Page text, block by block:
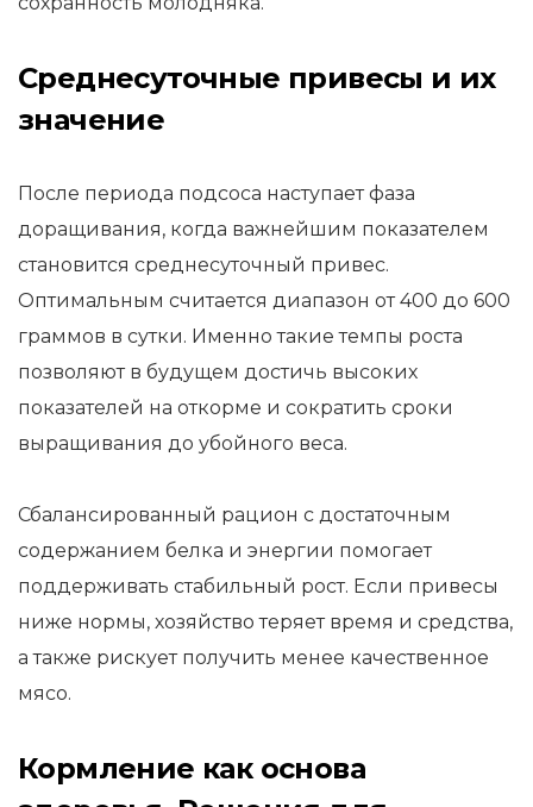
Среднесуточные привесы и их
значение
После периода подсоса наступает фаза
доращивания, когда важнейшим показателем
становится среднесуточный привес.
Оптимальным считается диапазон от 400 до 600
граммов в сутки. Именно такие темпы роста
позволяют в будущем достичь высоких
показателей на откорме и сократить сроки
выращивания до убойного веса.
Сбалансированный рацион с достаточным
содержанием белка и энергии помогает
поддерживать стабильный рост. Если привесы
ниже нормы, хозяйство теряет время и средства,
а также рискует получить менее качественное
мясо.
Кормление как основа